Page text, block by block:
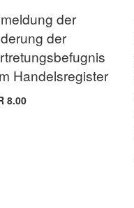
der
der
Handelsregister
8.00